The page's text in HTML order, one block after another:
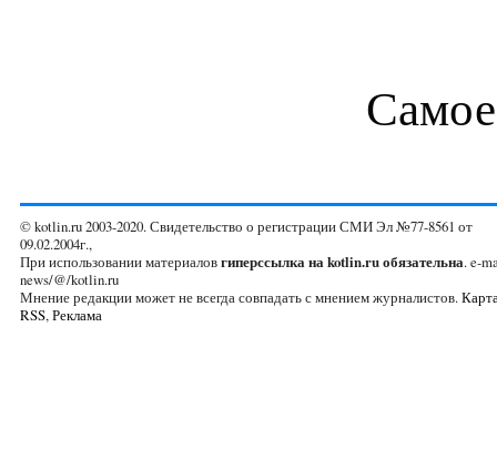
© kotlin.ru 2003-2020. Свидетельство о регистрации СМИ Эл №77-8561 от
09.02.2004г.,
При использовании материаловгиперссылка на kotlin.ru обязательна. e-
news/@/kotlin.ru
Мнение редакции может не всегда совпадать с мнением журналистов.
RSS,Реклама